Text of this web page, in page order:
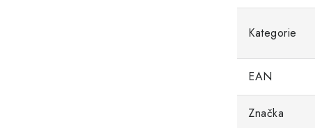
Kategorie
EAN
Značka